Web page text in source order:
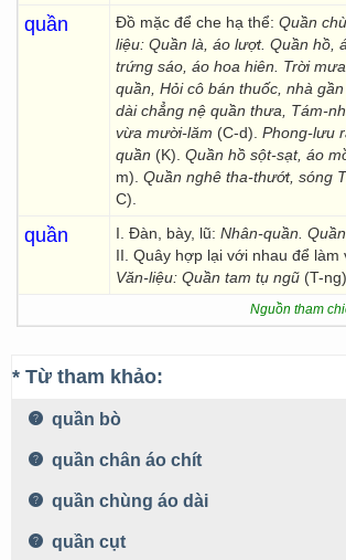
quần Đồ mặc để che hạ thể: Quần
liệu: Quần là, áo lượt. Quần hồ,
trứng sáo, áo hoa hiên. Trời
quần, Hỏi cô bán thuốc, nhà
dài chẳng nệ quần thưa, Tám-
vừa mười-lăm (C-d). Phong-lưu
quần (K). Quần hồ sột-sạt, áo
m). Quần nghê tha-thướt, sóng
C).
quần I. Đàn, bày, lũ: Nhân-quần.
II. Quây hợp lại với nhau để làm
Văn-liệu: Quần tam tụ ngũ (T-ng).
Nguồn tham
* Từ tham khảo:
quần bò
quần chân áo chít
quần chùng áo dài
quần cụt